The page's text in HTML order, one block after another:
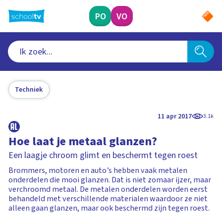
naar
hoofdinhoud
PO VO
Techniek
11 apr 2017 3.1k
Hoe laat je metaal glanzen?
Een laagje chroom glimt en beschermt tegen roest
Brommers, motoren en auto’s hebben vaak metalen
onderdelen die mooi glanzen. Dat is niet zomaar ijzer, maar
verchroomd metaal. De metalen onderdelen worden eerst
behandeld met verschillende materialen waardoor ze niet
alleen gaan glanzen, maar ook beschermd zijn tegen roest.